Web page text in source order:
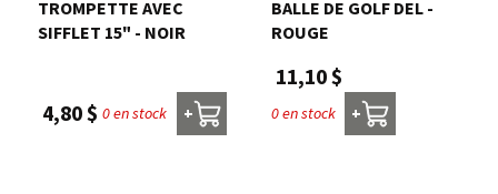
TROMPETTE AVEC
SIFFLET 15" - NOIR
4,80 $ 0 en stock +
BALLE DE GOLF DEL -
ROUGE
11,10 $
0 en stock +